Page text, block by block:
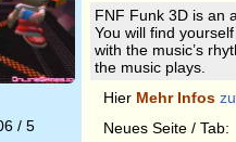
/ 5
FNF Funk 3D is an
You will find
with the music’s
the music plays.
Hier Mehr Infos
Neues Seite / Tab: